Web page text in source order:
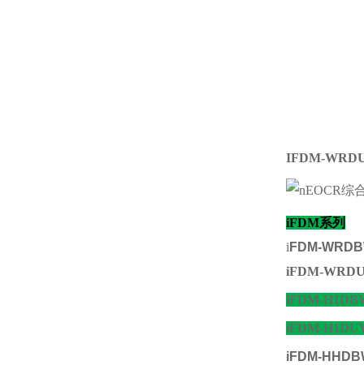
IFDM-
iFDM系列
i FDM-
iFDM-
iFDM-
iFDM-
iFDM-